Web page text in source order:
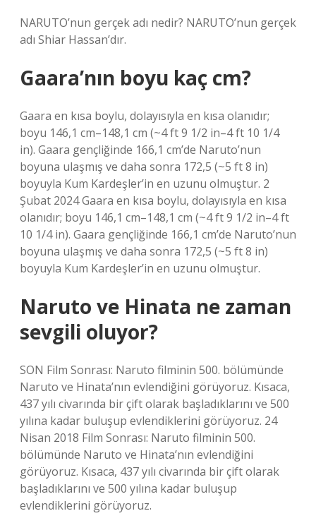
NARUTO’nun gerçek adı nedir? NARUTO’nun gerçek
adı Shiar Hassan’dır.
Gaara’nın boyu kaç cm?
Gaara en kısa boylu, dolayısıyla en kısa olanıdır;
boyu 146,1 cm–148,1 cm (~4 ft 9 1/2 in–4 ft 10 1/4
in). Gaara gençliğinde 166,1 cm’de Naruto’nun
boyuna ulaşmış ve daha sonra 172,5 (~5 ft 8 in)
boyuyla Kum Kardeşler’in en uzunu olmuştur. 2
Şubat 2024 Gaara en kısa boylu, dolayısıyla en kısa
olanıdır; boyu 146,1 cm–148,1 cm (~4 ft 9 1/2 in–4 ft
10 1/4 in). Gaara gençliğinde 166,1 cm’de Naruto’nun
boyuna ulaşmış ve daha sonra 172,5 (~5 ft 8 in)
boyuyla Kum Kardeşler’in en uzunu olmuştur.
Naruto ve Hinata ne zaman
sevgili oluyor?
SON Film Sonrası: Naruto filminin 500. bölümünde
Naruto ve Hinata’nın evlendiğini görüyoruz. Kısaca,
437 yılı civarında bir çift olarak başladıklarını ve 500
yılına kadar buluşup evlendiklerini görüyoruz. 24
Nisan 2018 Film Sonrası: Naruto filminin 500.
bölümünde Naruto ve Hinata’nın evlendiğini
görüyoruz. Kısaca, 437 yılı civarında bir çift olarak
başladıklarını ve 500 yılına kadar buluşup
evlendiklerini görüyoruz.